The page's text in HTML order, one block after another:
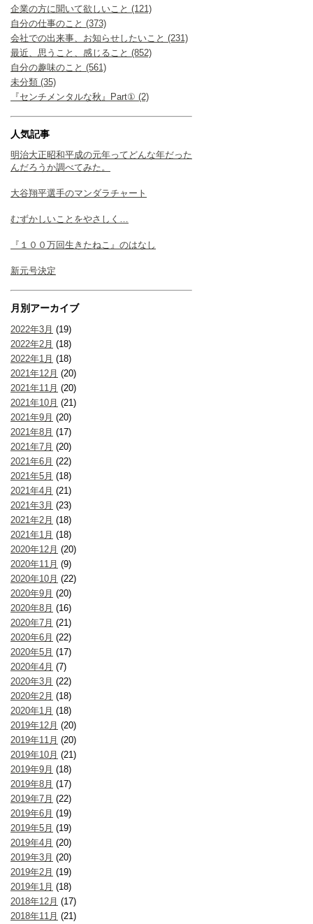
企業の方に聞いて欲しいこと (121)
自分の仕事のこと (373)
会社での出来事、お知らせしたいこと (231)
最近、思うこと、感じること (852)
自分の趣味のこと (561)
未分類 (35)
『センチメンタルな秋』Part① (2)
人気記事
明治大正昭和平成の元年ってどんな年だった
んだろうか調べてみた。
大谷翔平選手のマンダラチャート
むずかしいことをやさしく…
『１００万回生きたねこ』のはなし
新元号決定
月別アーカイブ
2022年3月 (19)
2022年2月 (18)
2022年1月 (18)
2021年12月 (20)
2021年11月 (20)
2021年10月 (21)
2021年9月 (20)
2021年8月 (17)
2021年7月 (20)
2021年6月 (22)
2021年5月 (18)
2021年4月 (21)
2021年3月 (23)
2021年2月 (18)
2021年1月 (18)
2020年12月 (20)
2020年11月 (9)
2020年10月 (22)
2020年9月 (20)
2020年8月 (16)
2020年7月 (21)
2020年6月 (22)
2020年5月 (17)
2020年4月 (7)
2020年3月 (22)
2020年2月 (18)
2020年1月 (18)
2019年12月 (20)
2019年11月 (20)
2019年10月 (21)
2019年9月 (18)
2019年8月 (17)
2019年7月 (22)
2019年6月 (19)
2019年5月 (19)
2019年4月 (20)
2019年3月 (20)
2019年2月 (19)
2019年1月 (18)
2018年12月 (17)
2018年11月 (21)